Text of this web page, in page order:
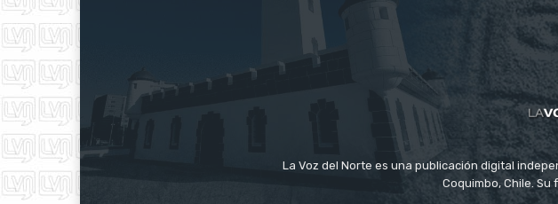
La Voz del Norte es una publicación digital
Coquimbo, Chile. Su